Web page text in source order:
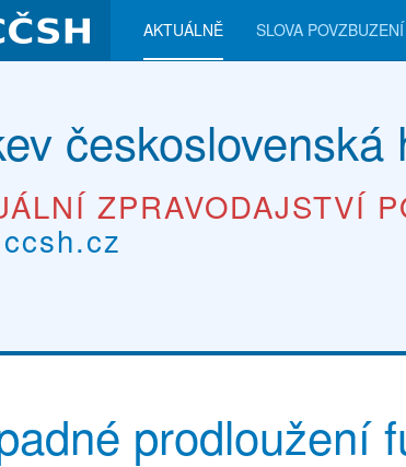
AKTUÁLNĚ SLOVA POVZBUZENÍ
československá
ZPRAVODAJSTVÍ
prodloužení